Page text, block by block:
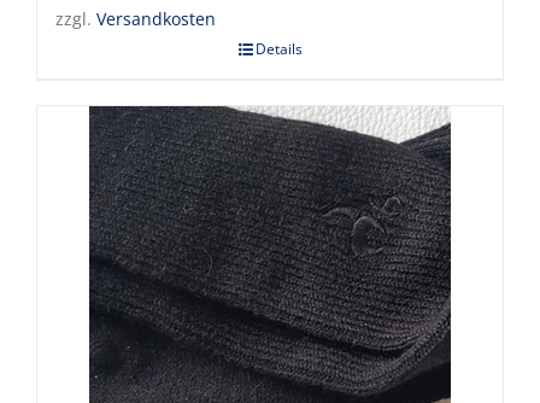
zzgl. Versandkosten
Details